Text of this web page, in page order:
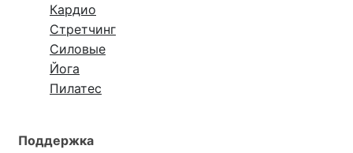
Кардио
Стретчинг
Силовые
Йога
Пилатес
Поддержка